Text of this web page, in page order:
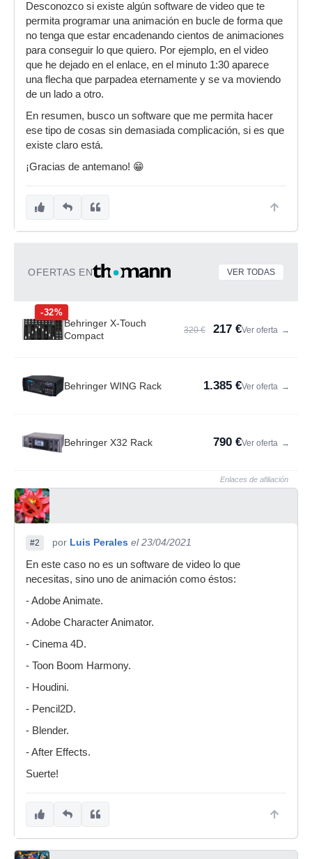
Desconozco si existe algún software de video que te
permita programar una animación en bucle de forma que
no tenga que estar encadenando cientos de animaciones
para conseguir lo que quiero. Por ejemplo, en el video
que he dejado en el enlace, en el minuto 1:30 aparece
una flecha que parpadea eternamente y se va moviendo
de un lado a otro.
En resumen, busco un software que me permita hacer
ese tipo de cosas sin demasiada complicación, si es que
existe claro está.
¡Gracias de antemano! 😁
OFERTAS EN VER TODAS
-32%
Behringer X-Touch
Compact
320 € 217 €Ver oferta →
Behringer WING Rack 1.385 €Ver oferta →
Behringer X32 Rack 790 €Ver oferta →
Enlaces de afiliación
#2 por Luis Perales el 23/04/2021
En este caso no es un software de video lo que
necesitas, sino uno de animación como éstos:
- Adobe Animate.
- Adobe Character Animator.
- Cinema 4D.
- Toon Boom Harmony.
- Houdini.
- Pencil2D.
- Blender.
- After Effects.
Suerte!